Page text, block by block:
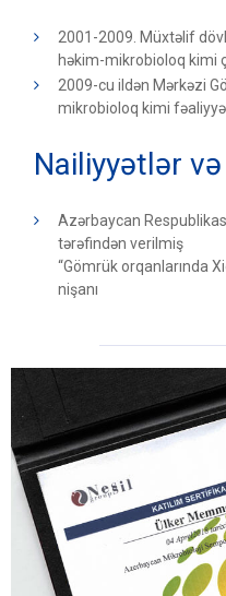
2001-2009. Müxtəlif
həkim-mikrobioloq kimi
2009-cu ildən Mərkəzi
mikrobioloq kimi
Nailiyyətlər
Azərbaycan
tərəfindən verilmiş
“Gömrük orqanlarında
nişanı